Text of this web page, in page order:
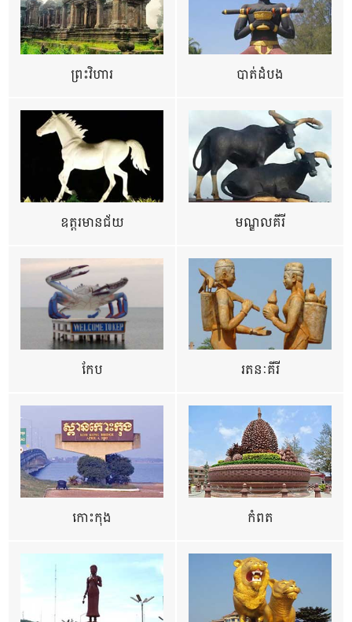
ព្រះវិហារ បាត់ដំបង
ឧត្ដរមានជ័យ មណ្ឌលគីរី
កែប រតនៈគីរី
កោះកុង កំពត